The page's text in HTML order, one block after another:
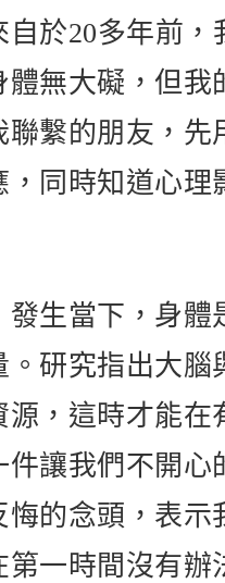
於20多年前
無大礙，但
繫的朋友，
同時知道心
生當下，身
研究指出大
，這時才能
讓我們不開
的念頭，表
一時間沒有